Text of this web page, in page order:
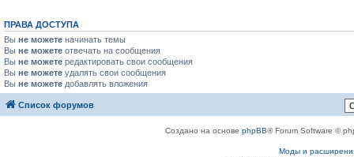
ПРАВА ДОСТУПА
Вы не можете начинать темы
Вы не можете отвечать на сообщения
Вы не можете редактировать свои сообщения
Вы не можете удалять свои сообщения
Вы не можете добавлять вложения
Список форумов
Создано на основе phpBB® Forum Software ©
Моды и